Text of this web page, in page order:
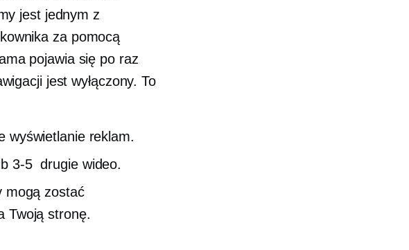
jest jednym z
za pomocą
pojawia się po raz
jest wyłączony. To
wyświetlanie reklam.
3-5 drugie wideo.
mogą zostać
Twoją stronę.